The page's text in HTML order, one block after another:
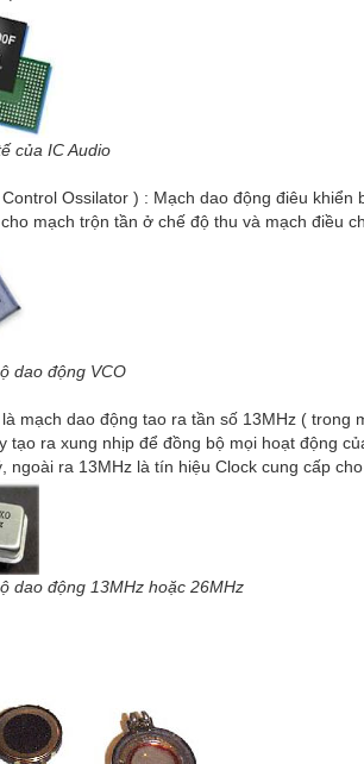
của IC Audio
Ossilator ) : Mạch dao động điêu khiển
mạch trộn tần ở chế độ thu và mạch điều
dao động VCO
mạch dao động tao ra tần số 13MHz ( trong
tạo ra xung nhịp để đồng bộ mọi hoạt động
ngoài ra 13MHz là tín hiệu Clock cung cấp
dao động 13MHz hoặc 26MHz